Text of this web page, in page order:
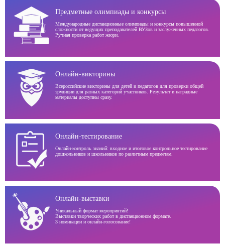
Предметные олимпиады и конкурсы
Международные дистанционные олимпиады и конкурсы повышенной
сложности от ведущих преподавателей ВУЗов и заслуженных педагогов.
Ручная проверка работ жюри.
Онлайн-викторины
Всероссийские викторины для детей и педагогов для проверки общей
эрудиции для разных категорий участников. Результат и наградные
материалы доступны сразу.
Онлайн-тестирование
Онлайн-контроль знаний: входное и итоговое контрольное тестирование
дошкольников и школьников по различным предметам.
Онлайн-выставки
Уникальный формат мероприятий!
Выставки творческих работ в дистанционном формате.
3 номинации и онлайн-голосование!